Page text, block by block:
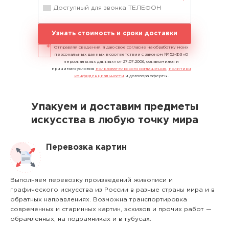
Узнать стоимость и сроки доставки
Отправляя сведения, я даю свое согласие на обработку моих
персональных данных в соответствии с законом №152-ФЗ «О
персональных данных» от 27.07.2006, ознакомился и
принимаю условия пользовательского соглашения
политики
конфиденциальности и договора оферты.
Упакуем и доставим предметы
искусства в любую точку мира
Перевозка картин
Выполняем перевозку произведений живописи и
графического искусства из России в разные страны мира и в
обратных направлениях. Возможна транспортировка
современных и старинных картин, эскизов и прочих работ —
обрамленных, на подрамниках и в тубусах.